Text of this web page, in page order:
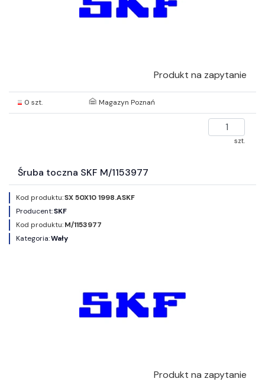
Produkt na zapytanie
0 szt. Magazyn Poznań
szt.
Śruba toczna SKF M/1153977
Kod produktu:SX 50X10 1998.ASKF
Producent:SKF
Kod produktu:M/1153977
Kategoria:Wały
Produkt na zapytanie